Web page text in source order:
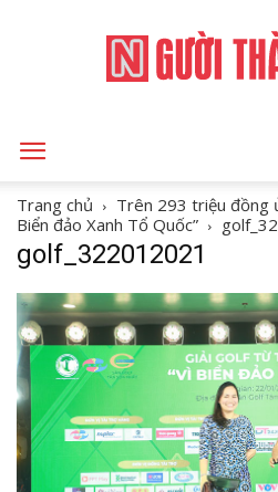
Trang chủ
Trên 293 triệu đồng
Biển đảo Xanh Tổ Quốc”
golf_322012021